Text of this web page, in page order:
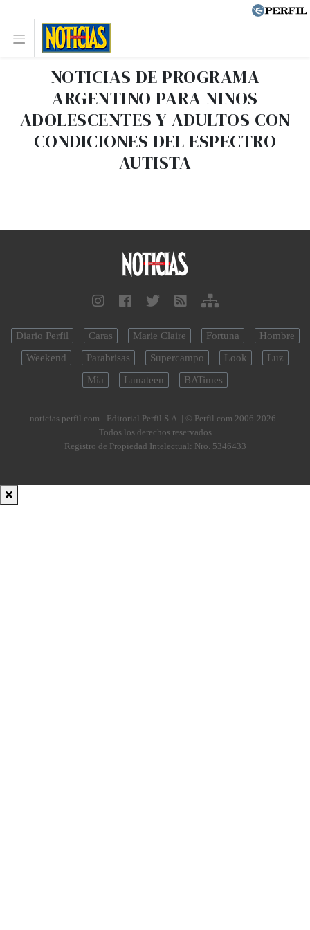
NOTICIAS DE PROGRAMA
ARGENTINO PARA NINOS
ADOLESCENTES Y ADULTOS CON
CONDICIONES DEL ESPECTRO
AUTISTA
Diario Perfil Caras Marie Claire Fortuna
Hombre
Weekend
Parabrisas Supercampo Look
Luz
Mía
Lunateen BATimes
noticias.perfil.com - Editorial Perfil S.A. | © Perfil.com 2006-2026 -
Todos los derechos reservados
Registro de Propiedad Intelectual: Nro. 5346433